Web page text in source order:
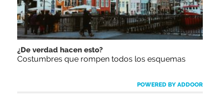
¿De verdad hacen esto?
Costumbres que rompen todos los esquemas
POWERED BY ADDOOR